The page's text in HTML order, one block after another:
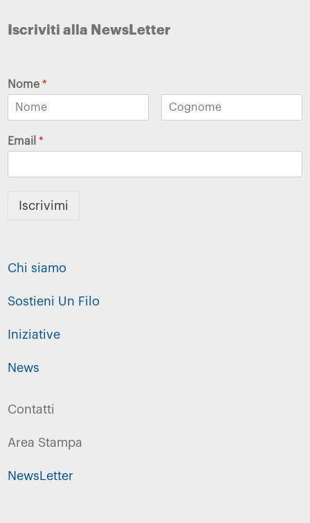
Iscriviti alla NewsLetter
Nome*
Email*
Iscrivimi
Chi siamo
Sostieni Un Filo
Iniziative
News
Contatti
Area Stampa
NewsLetter